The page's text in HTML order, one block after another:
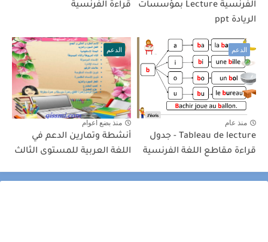
الفرنسية Lecture بمؤسسات
الريادة ppt
قراءة الفرنسية
الدعم
منذ عام
Tableau de lecture - جدول
قراءة مقاطع اللغة الفرنسية
الدعم
منذ بضع اعوام
أنشطة وتمارين الدعم في
اللغة العربية للمستوى الثالث